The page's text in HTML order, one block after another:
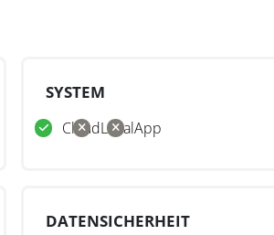
SYSTEM
CloudLokalApp
DATENSICHERHEIT